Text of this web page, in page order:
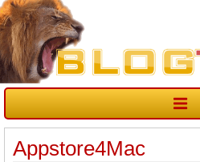
Appstore4Mac